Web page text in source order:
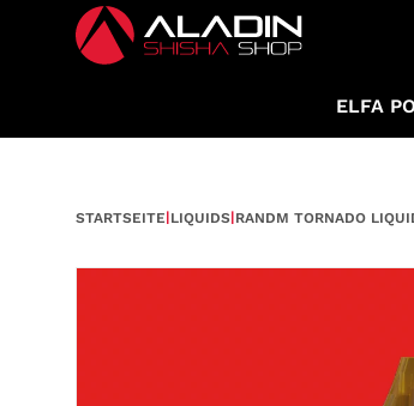
ELFA
STARTSEITE LIQUIDS RANDM TORNADO